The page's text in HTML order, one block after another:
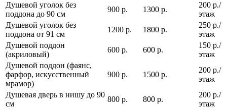
Душевой уголок без
поддона до 90 см
900 р. 1300 р.
200 р./
этаж
Душевой уголок без
поддона от 91 см
1200 р. 1800 р.
250 р./
этаж
Душевой поддон
(акриловый)
600 р. 600 р.
150 р./
этаж
Душевой поддон (фаянс,
фарфор, искусственный
мрамор)
900 р. 1500 р.
200 р./
этаж
Душевая дверь в нишу до 90
см
800 р. 800 р.
200 р./
этаж